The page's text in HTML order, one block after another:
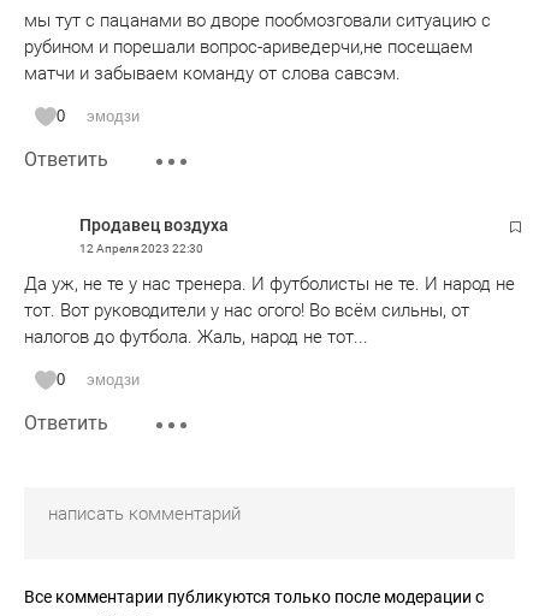
мы тут с пацанами во дворе пообмозговали ситуацию с
рубином и порешали вопрос-ариведерчи,не посещаем
матчи и забываем команду от слова савсэм.
0 эмодзи
Ответить
Продавец воздуха
12 Апреля 2023 22:30
Да уж, не те у нас тренера. И футболисты не те. И народ не
тот. Вот руководители у нас огого! Во всём сильны, от
налогов до футбола. Жаль, народ не тот...
0 эмодзи
Ответить
Все комментарии публикуются только после модерации с